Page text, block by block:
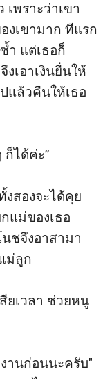
เพราะว่าเขา
งเขามาก ทีแรก
ำ แต่เธอก็
เอาเงินยื่นให้
แล้วคืนให้เธอ
ก็ได้ค่ะ”
สองจะได้คุย
แม่ของเธอ
ชจึงอาสามา
ม่ลูก
ยเวลา ช่วยหนู
านก่อนนะครับ"